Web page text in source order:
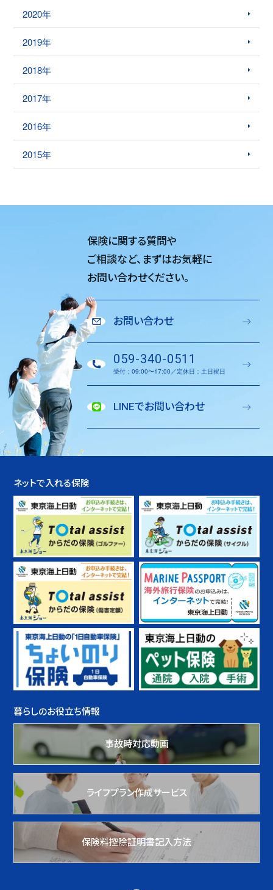
2020年
2019年
2018年
2017年
2016年
2015年
保険に関する質問や
ご相談など、 まずはお気軽に
お問い合わせください。
お問い合わせ
059-340-0511
受付：09:00〜17:00／定休日：土日祝日
LINEでお問い合わせ
ネットで入れる保険
暮らしのお役立ち情報
事故時対応動画
ライフプラン作成サービス
保険料控除証明書記入方法